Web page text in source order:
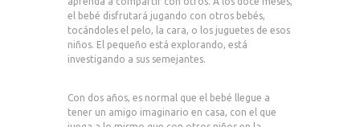
el bebé disfrutará jugando con otros bebés,
tocándoles el pelo, la cara, o los juguetes de esos
niños. El pequeño está explorando, está
investigando a sus semejantes.
Con dos años, es normal que el bebé llegue a
tener un amigo imaginario en casa, con el que